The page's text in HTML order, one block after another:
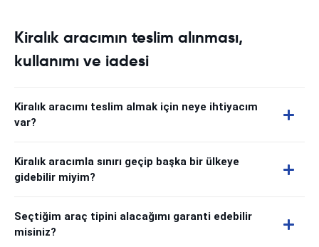
Kiralık aracımın teslim alınması,
kullanımı ve iadesi
Kiralık aracımı teslim almak için neye ihtiyacım
var?
Kiralık aracımla sınırı geçip başka bir ülkeye
gidebilir miyim?
Seçtiğim araç tipini alacağımı garanti edebilir
misiniz?